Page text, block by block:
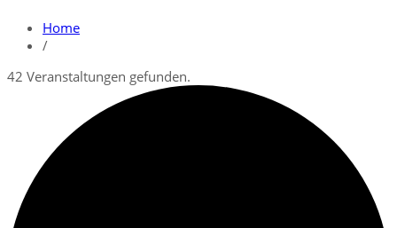
Home
/
42 Veranstaltungen gefunden.